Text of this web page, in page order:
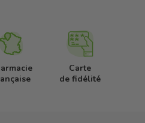
Carte
de fidélité